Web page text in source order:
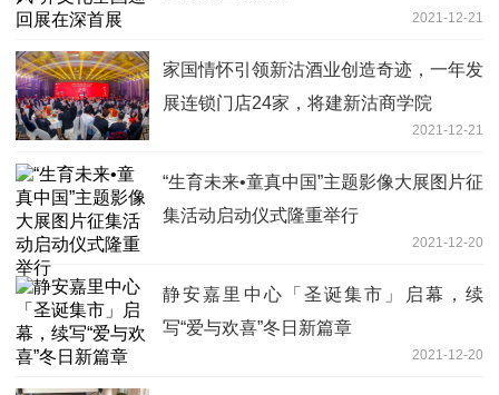
2021-12-21
家国情怀引领新沽酒业创造奇迹，一年发
展连锁门店24家，将建新沽商学院
2021-12-21
“生育未来•童真中国”主题影像大展图片征
集活动启动仪式隆重举行
2021-12-20
静安嘉里中心「圣诞集市」启幕，续
写“爱与欢喜”冬日新篇章
2021-12-20